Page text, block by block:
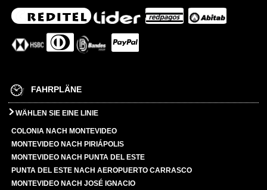
FAHRPLÄNE
WÄHLEN SIE EINE LINIE
COLONIA NACH MONTEVIDEO
MONTEVIDEO NACH PIRIÁPOLIS
MONTEVIDEO NACH PUNTA DEL ESTE
PUNTA DEL ESTE NACH AEROPUERTO CARRASCO
MONTEVIDEO NACH JOSÉ IGNACIO